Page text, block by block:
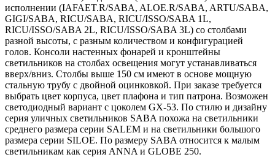
исполнении (IAFAET.R/SABA, ALOE.R/SABA, ARTU/SABA,
GIGI/SABA, RICU/SABA, RICU/ISSO/SABA 1L,
RICU/ISSO/SABA 2L, RICU/ISSO/SABA 3L) со столбами
разной высоты, с разным количеством и конфигурацией
голов. Консоли настенных фонарей и кронштейны
светильников на столбах освещения могут устанавливаться
вверх/вниз. Столбы выше 150 см имеют в основе мощную
стальную трубу с двойной оцинковкой. При заказе требуется
выбрать цвет корпуса, цвет плафона и тип патрона. Возможен
светодиодный вариант с цоколем GX-53. По стилю и дизайну
серия уличных светильников SABA похожа на светильники
среднего размера серии SALEM и на светильники большого
размера серии SILOE. По размеру SABA относится к малым
светильникам как серия ANNA и GLOBE 250.